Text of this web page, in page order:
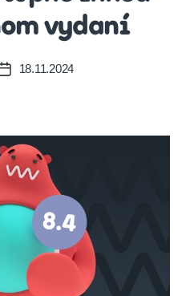
vydaní
Post18.11.2024